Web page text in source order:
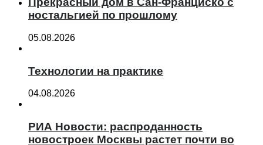
ностальгией по прошлому
05.08.2026
Технологии на практике
04.08.2026
РИА Новости: распроданность
новостроек Москвы растет почти во